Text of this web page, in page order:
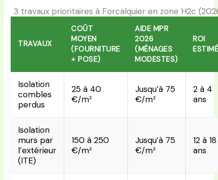
3 travaux prioritaires à Forcalquier en zone H2c
TRAVAUX
COÛT
MOYEN
(FOURNITURE
+ POSE)
AIDE MPR
2026
(MÉNAGES
MODESTES)
ROI
Isolation
combles
perdus
25 à 40
€/m²
Jusqu’à 75
€/m²
2 à 4
ans
Isolation
murs par
l’extérieur
(ITE)
150 à 250
€/m²
Jusqu’à 75
€/m²
12 à 18
ans